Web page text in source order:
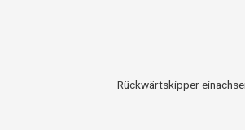
Rückwärtskipper